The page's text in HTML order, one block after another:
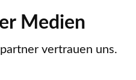
Medien
vertrauen uns.